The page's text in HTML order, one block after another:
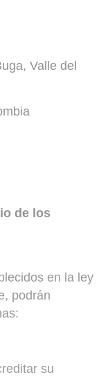
Valle del
de los
en la ley
podrán
su